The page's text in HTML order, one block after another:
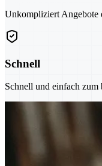
Unkompliziert Angebote
Schnell
Schnell und einfach zum